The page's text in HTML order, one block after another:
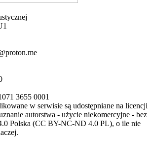
3655 0001
w serwisie są udostępniane na licencji
autorstwa - użycie niekomercyjne - bez
Polska (CC BY-NC-ND 4.0 PL), o ile nie